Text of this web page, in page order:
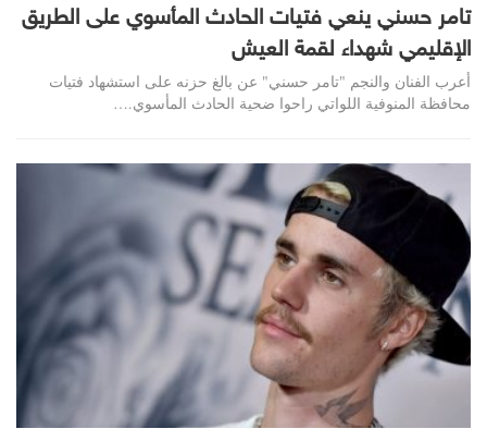
تامر حسني ينعي فتيات الحادث المأسوي على الطريق
الإقليمي شهداء لقمة العيش
أعرب الفنان والنجم "تامر حسني" عن بالغ حزنه على استشهاد فتيات
محافظة المنوفية اللواتي راحوا ضحية الحادث المأسوي.…